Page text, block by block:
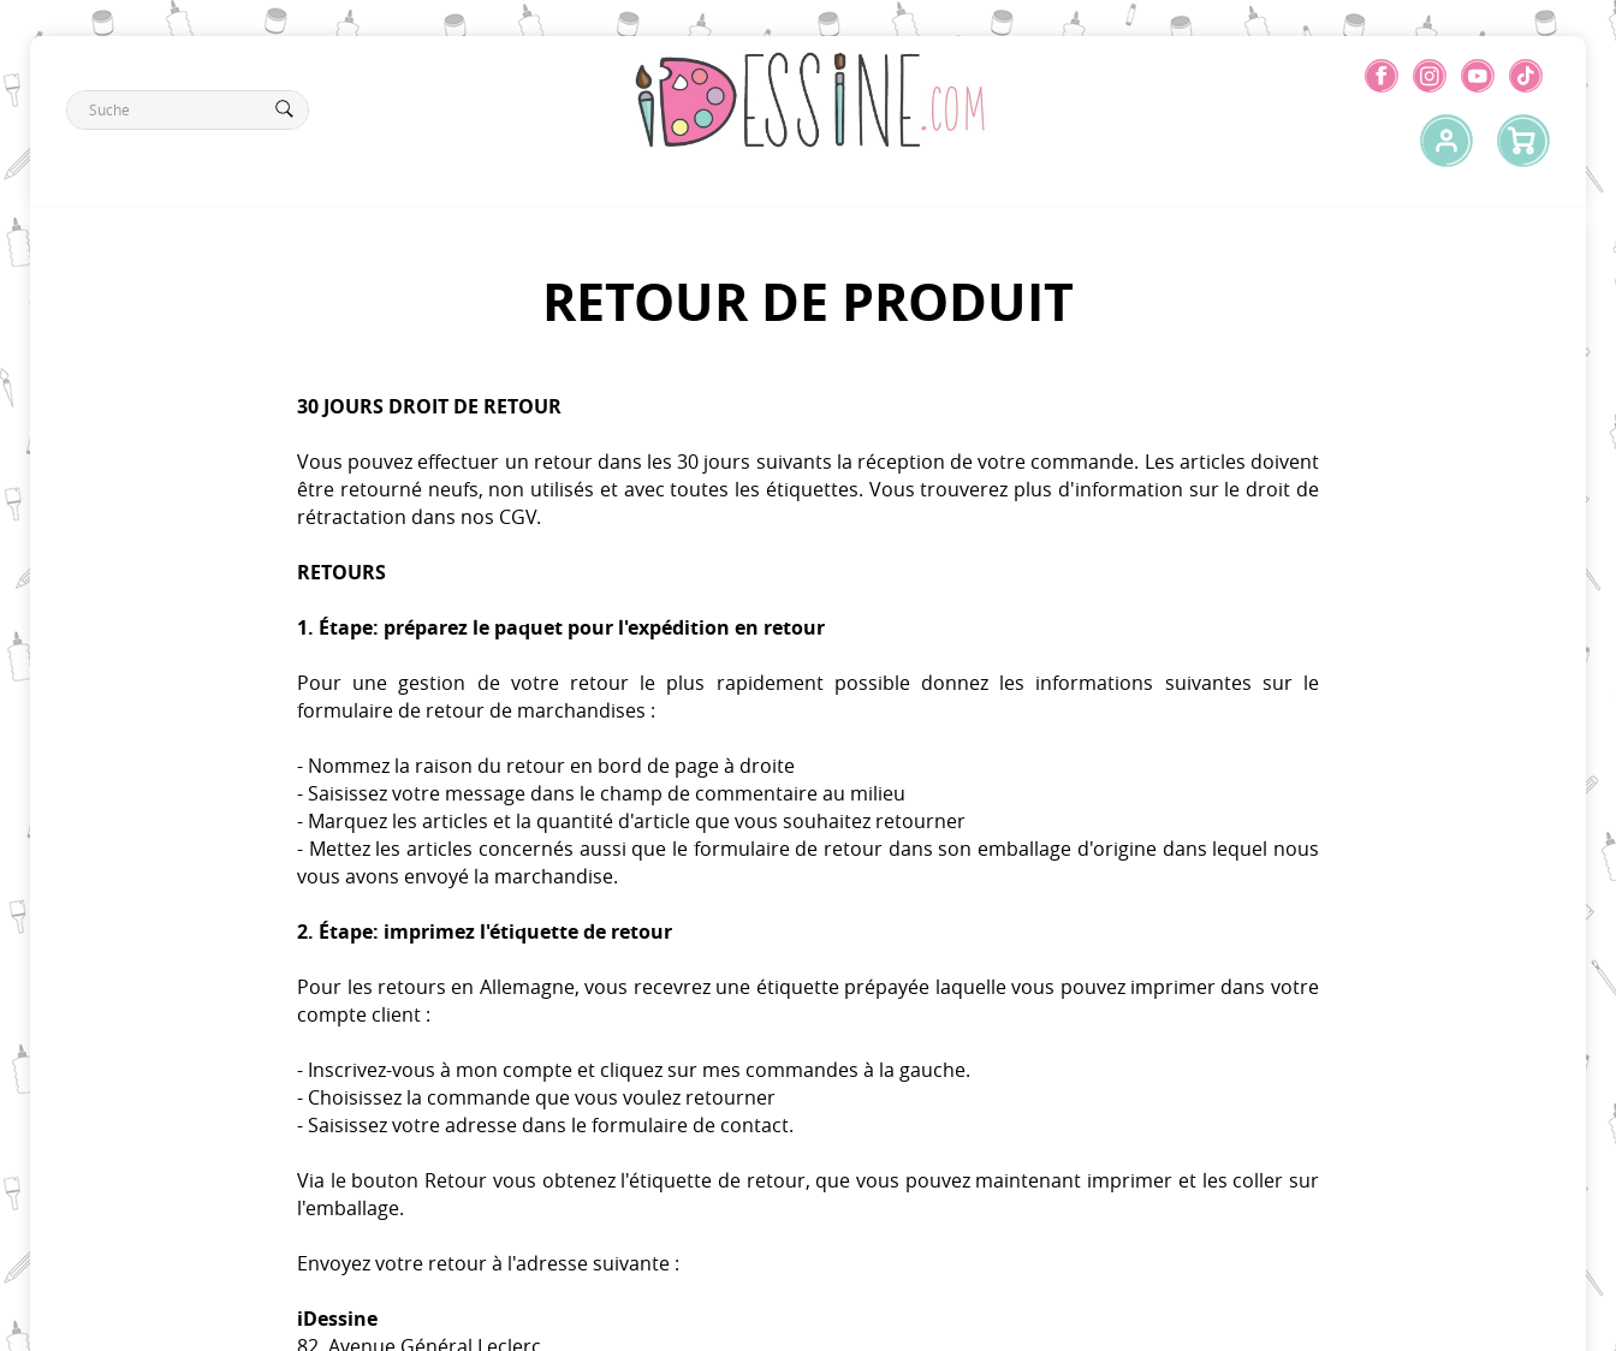
RETOUR DE PRODUIT
30 JOURS DROIT DE RETOUR
Vous pouvez effectuer un retour dans les 30 jours suivants la réception de votre commande. Les articles doivent
être retourné neufs, non utilisés et avec toutes les étiquettes. Vous trouverez plus d'information sur le droit de
rétractation dans nos CGV.
RETOURS
1. Étape: préparez le paquet pour l'expédition en retour
Pour une gestion de votre retour le plus rapidement possible donnez les informations suivantes sur le
formulaire de retour de marchandises :
- Nommez la raison du retour en bord de page à droite
- Saisissez votre message dans le champ de commentaire au milieu
- Marquez les articles et la quantité d'article que vous souhaitez retourner
- Mettez les articles concernés aussi que le formulaire de retour dans son emballage d'origine dans lequel nous
vous avons envoyé la marchandise.
2. Étape: imprimez l'étiquette de retour
Pour les retours en Allemagne, vous recevrez une étiquette prépayée laquelle vous pouvez imprimer dans votre
compte client :
- Inscrivez-vous à mon compte et cliquez sur mes commandes à la gauche.
- Choisissez la commande que vous voulez retourner
- Saisissez votre adresse dans le formulaire de contact.
Via le bouton Retour vous obtenez l'étiquette de retour, que vous pouvez maintenant imprimer et les coller sur
l'emballage.
Envoyez votre retour à l'adresse suivante :
iDessine
82, Avenue Général Leclerc